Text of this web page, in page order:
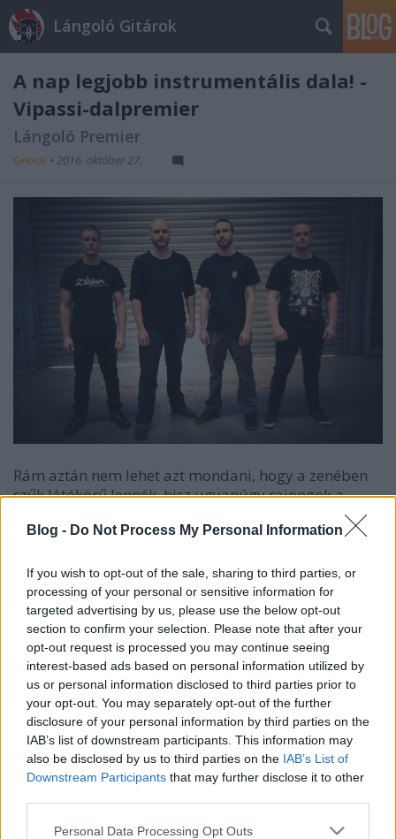
Blog - Do Not Process My Personal Information
If you wish to opt-out of the sale, sharing to third parties, or
processing of your personal or sensitive information for
targeted advertising by us, please use the below opt-out
section to confirm your selection. Please note that after your
opt-out request is processed you may continue seeing
interest-based ads based on personal information utilized by
us or personal information disclosed to third parties prior to
your opt-out. You may separately opt-out of the further
disclosure of your personal information by third parties on the
IAB’s list of downstream participants. This information may
also be disclosed by us to third parties on the IAB’s List of
Downstream Participants that may further disclose it to other
Please note that this website/app uses one or more Google
Personal Data Processing Opt Outs
Lángoló Gitárok
A nap legjobb instrumentális dala! -
Vipassi-dalpremier
Lángoló Premier
Gnosis • 2016. október 27.
Rám aztán nem lehet azt mondani, hogy a zenében
szűk látókörű lennék, hisz ugyanúgy rajongok a
Burzumért, mint mondjuk a Darkthronért. Viszont az
instrumentális prog rockhoz eddig annyi közöm volt,
sok. Kicsit kétkedve kezdtem neki aVipassiausztrál
zenekar első Ep-jének szánt beharangozó tételével
(Benzaiten), mert óhatatlanul is hokizásra, sehova se
tartó egóból kifacsart gitárvinnyogtatásra
számítottam. Vágjátok, ahol pörögnek a riffek, de se
eleje se vége, a zenekar meg közben nagyon Művész
és Fennkölt. Szerencsére egyáltalán nem ez a helyzet,
a Ne Obliviscaris zenekar három tagjából és Ben
Boyle gitárosból álló Vipassi ugyanis halálosan
mókásan, fülbemászóan fifikásan és pörgősen
tálalja nekünk ezt a bizonyos instru prog rockot,
ráadásul pár percben, nem negyedóráig táncolva az
idegeinken. Kíváncsian várom a teljes Śūnyatā EP-t,
ami január 20-án jelenik meg.